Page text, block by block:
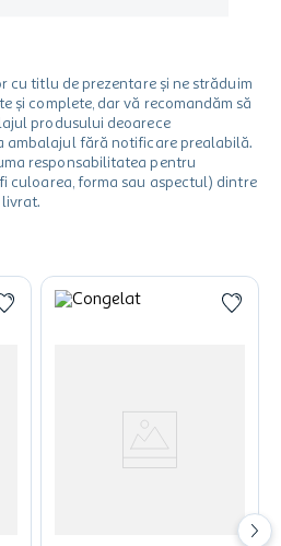
cu titlu de prezentare și ne străduim
și complete, dar vă recomandăm să
produsului deoarece
ambalajul fără notificare prealabilă.
responsabilitatea pentru
culoarea, forma sau aspectul) dintre
livrat.